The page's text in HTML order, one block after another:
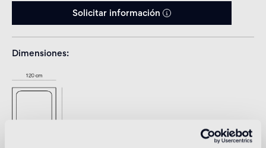
Solicitar información
Dimensiones